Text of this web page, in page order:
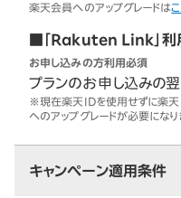
楽天会員へのアップグレードは
■「Rakuten Link」利
お申し込みの方利用必須
プランのお申し込みの
※現在楽天IDを使用せずに楽天
へのアップグレードが必要になり
キャンペーン適用条件